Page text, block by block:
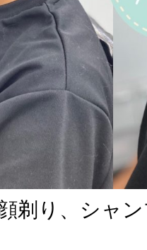
剃り、シャ